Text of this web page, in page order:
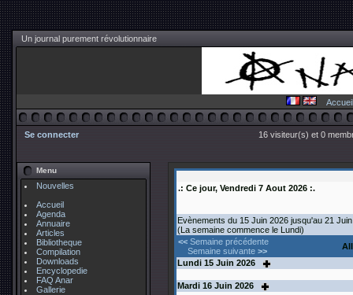
Un journal purement révolutionnaire
Accueil
Se connecter 16 visiteur(s) et 0
Menu
Nouvelles
Accueil
Agenda
Annuaire
Articles
Bibliotheque
Compilation
Downloads
Encyclopedie
FAQ Anar
Gallerie
.: Ce jour, Vendredi 7 Aout 2026 :.
Evènements du 15 Juin 2026 jusqu'au 21
(La semaine commence le Lundi)
<< Semaine précédente
Semaine suivante >>
Lundi 15 Juin 2026
Mardi 16 Juin 2026